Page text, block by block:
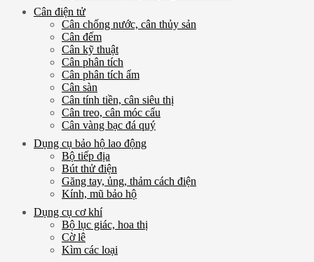
Cân điện tử
Cân chống nước, cân thủy sản
Cân đếm
Cân kỹ thuật
Cân phân tích
Cân phân tích ẩm
Cân sàn
Cân tính tiền, cân siêu thị
Cân treo, cân móc cẩu
Cân vàng bạc đá quý
Dụng cụ bảo hộ lao động
Bộ tiếp địa
Bút thử điện
Găng tay, ủng, thảm cách điện
Kính, mũ bảo hộ
Dụng cụ cơ khí
Bộ lục giác, hoa thị
Cờ lê
Kìm các loại